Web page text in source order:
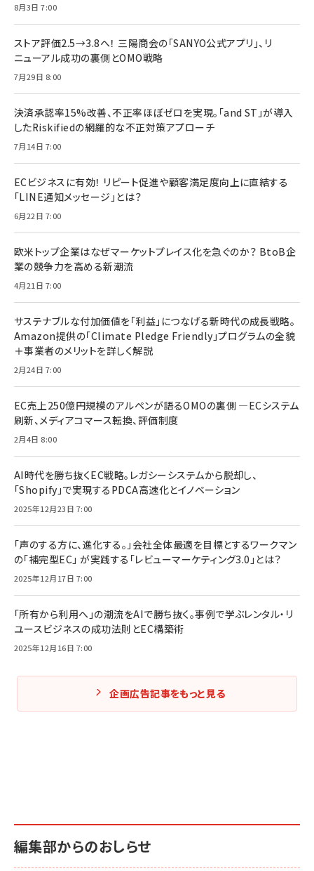
8月3日 7:00
ストア評価2.5→3.8へ！ 三陽商会の「SANYO公式アプリ」、リ
ニューアル成功の裏側とOMO戦略
7月29日 8:00
決済承認率15%改善、不正率ほぼゼロを実現。「and ST」が導入
したRiskifiedの網羅的な不正対策アプローチ
7月14日 7:00
ECビジネスに有効！ リピート促進や顧客満足度向上に直結する
「LINE通知メッセージ」とは？
6月22日 7:00
欧米トップ企業はなぜマーケットプレイス化を急ぐのか？ BtoB企
業の競争力を高める新潮流
4月21日 7:00
サステナブルな付加価値を「利益」につなげる新時代の成長戦略。
Amazon提供の「Climate Pledge Friendly」プログラムの全貌
＋事業者のメリットを詳しく解説
2月24日 7:00
EC売上250億円規模のアルペンが語るOMOの裏側 ―ECシステム
刷新、メディアコマース転換、評価制度
2月4日 8:00
AI時代を勝ち抜くEC戦略。レガシーシステムから脱却し、
「Shopify」で実現するPDCA高速化とイノベーション
2025年12月23日 7:00
「声のする方に、進化する。」会社全体最適を目標とするワークマン
の「補完型EC」 が実践する「レビューマーケティング3.0」とは？
2025年12月17日 7:00
「所有から利用へ」の潮流をAIで勝ち抜く。事例で学ぶレンタル・リ
ユースビジネスの成功法則とEC構築術
2025年12月16日 7:00
企画広告記事をもっと見る
編集部からのおしらせ